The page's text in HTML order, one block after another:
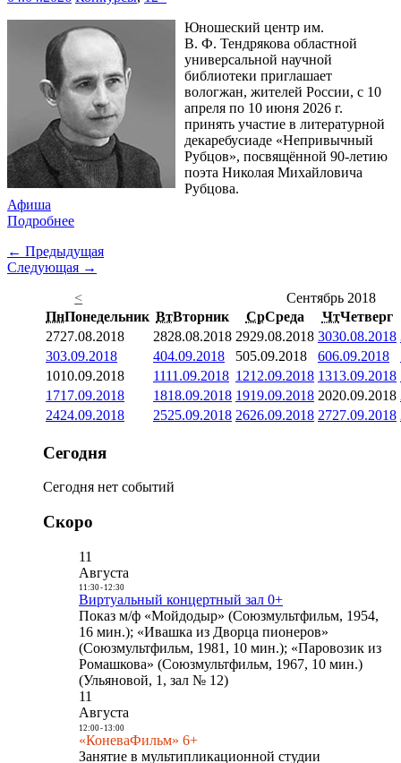
Юношеский центр им.
В. Ф. Тендрякова областной
универсальной научной
библиотеки приглашает
вологжан, жителей России, с 10
апреля по 10 июня 2026 г.
принять участие в литературной
декаребусиаде «Непривычный
Рубцов», посвящённой 90-летию
поэта Николая Михайловича
Рубцова.
Афиша
Подробнее
← Предыдущая
Следующая →
<
Сентябрь 2018
ПнПонедельник ВтВторник СрСреда ЧтЧетверг
2727.08.2018 2828.08.2018 2929.08.2018 3030.08.2018
303.09.2018 404.09.2018 505.09.2018 606.09.2018
1010.09.2018 1111.09.2018 1212.09.2018 1313.09.2018
1717.09.2018 1818.09.2018 1919.09.2018 2020.09.2018
2424.09.2018 2525.09.2018 2626.09.2018 2727.09.2018
Сегодня
Сегодня нет событий
Скоро
11
Августа
11:30- 12:30
Виртуальный концертный зал 0+
Показ м/ф «Мойдодыр» (Союзмультфильм, 1954,
16 мин.); «Ивашка из Дворца пионеров»
(Союзмультфильм, 1981, 10 мин.); «Паровозик из
Ромашкова» (Союзмультфильм, 1967, 10 мин.)
(Ульяновой, 1, зал № 12)
11
Августа
12:00- 13:00
«КоневаФильм» 6+
Занятие в мультипликационной студии